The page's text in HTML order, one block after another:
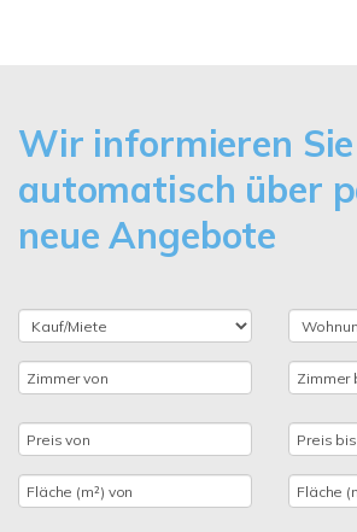
Wir informieren Sie
automatisch über
neue Angebote